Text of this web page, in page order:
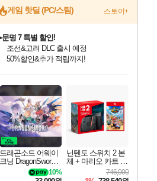
게임 핫딜 (PC/스팀) 스토어+
최대 90% 할인가를 만나보세요!
네이버혜택과 함께 만나보세요!
문명 7 특별 할인!
조선&고려 DLC 출시 예정
50%할인&추가 적립까지!
이니&베니 혜택까지!
네이버 혜택가와 함께 예약하세요!
할인&네이버혜택으로 만나보세요!
네이버페이 혜택과 만나보세요!
40주년 프로모션으로 만나보세요!
네이버 포인트 혜택까지!
할인가에 만나보세요!
일부 에디션 상시 할인!
혜택으로 예약 판매 중
편안하게 충전하세요
드래곤소드 어웨이
크닝 DragonSword A
10%
닌텐도 스위치 2 본
체 + 마리오 카트 월
746,000